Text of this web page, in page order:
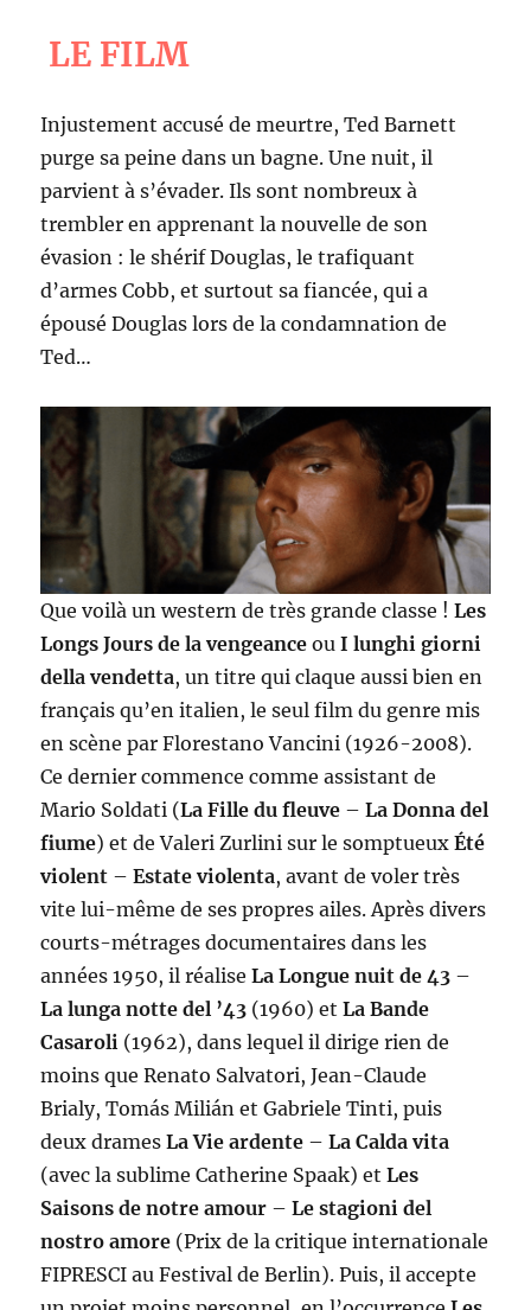
LE FILM
Injustement accusé de meurtre, Ted Barnett
purge sa peine dans un bagne. Une nuit, il
parvient à s’évader. Ils sont nombreux à
trembler en apprenant la nouvelle de son
évasion : le shérif Douglas, le trafiquant
d’armes Cobb, et surtout sa fiancée, qui a
épousé Douglas lors de la condamnation de
Ted…
Que voilà un western de très grande classe !Les
Longs Jours de la vengeance ouI lunghi giorni
della vendetta, un titre qui claque aussi bien en
français qu’en italien, le seul film du genre mis
en scène par Florestano Vancini (1926-2008).
Ce dernier commence comme assistant de
Mario Soldati (La Fille du fleuve –La Donna del
fiume) et de Valeri Zurlini sur le somptueuxÉté
violent –Estate violenta, avant de voler très
vite lui-même de ses propres ailes. Après divers
courts-métrages documentaires dans les
années 1950, il réaliseLa Longue nuit de 43 –
La lunga notte del ’43 (1960) etLa Bande
Casaroli (1962), dans lequel il dirige rien de
moins que Renato Salvatori, Jean-Claude
Brialy, Tomás Milián et Gabriele Tinti, puis
deux dramesLa Vie ardente –La Calda vita
(avec la sublime Catherine Spaak) etLes
Saisons de notre amour –Le stagioni del
nostro amore (Prix de la critique internationale
FIPRESCI au Festival de Berlin). Puis, il accepte